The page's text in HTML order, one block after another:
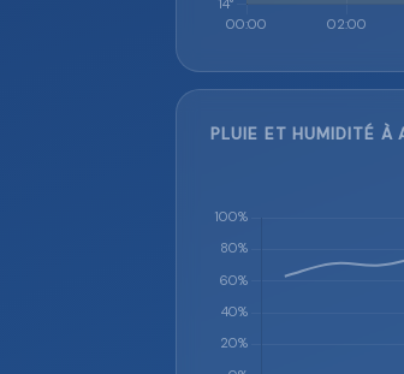
PLUIE ET HUMIDITÉ À